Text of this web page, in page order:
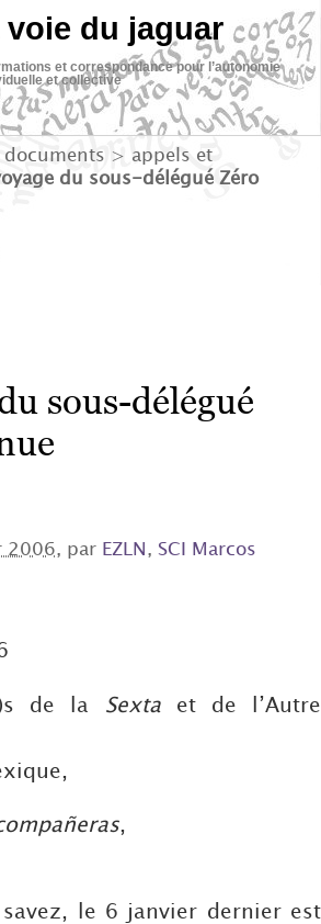
voie du jaguar
et correspondance pour l’autonomie
et collective
documents > appels et
du sous-délégué Zéro
sous-délégué
2006, par EZLN, SCI Marcos
de la Sextaet de l’Autre
,
le 6 janvier dernier est